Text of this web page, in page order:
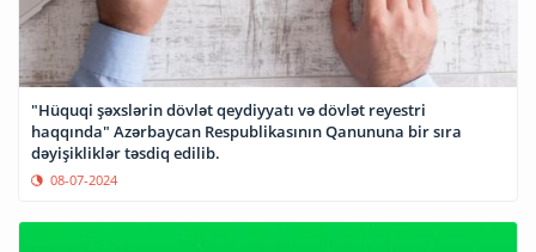
"Hüquqi şəxslərin dövlət qeydiyyatı və dövlət reyestri
haqqında" Azərbaycan Respublikasının Qanununa bir sıra
dəyişikliklər təsdiq edilib.
08-07-2024